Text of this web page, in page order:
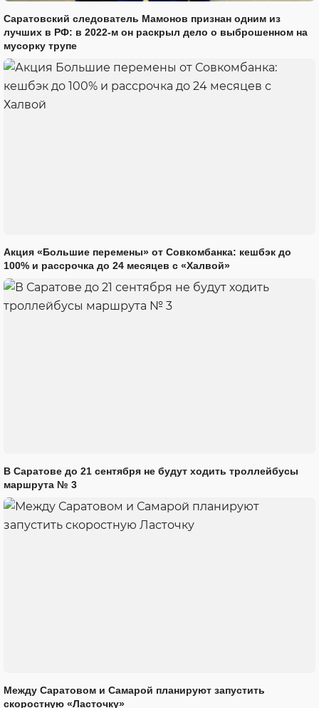
Саратовский следователь Мамонов признан одним из
лучших в РФ: в 2022-м он раскрыл дело о выброшенном на
мусорку трупе
Акция «Большие перемены» от Совкомбанка: кешбэк до
100% и рассрочка до 24 месяцев с «Халвой»
В Саратове до 21 сентября не будут ходить троллейбусы
маршрута № 3
Между Саратовом и Самарой планируют запустить
скоростную «Ласточку»